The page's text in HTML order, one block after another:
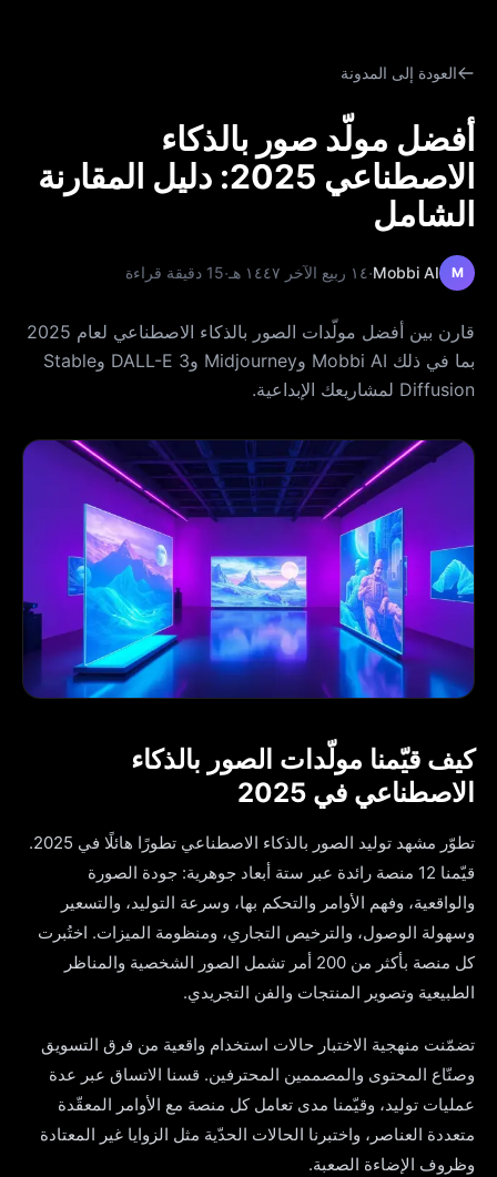
العودة إلى المدونة
أفضل مولّد صور بالذكاء
الاصطناعي 2025: دليل المقارنة
الشامل
M
Mobbi AI
·١٤ ربيع الآخر ١٤٤٧ هـ ·15 دقيقة قراءة
قارن بين أفضل مولّدات الصور بالذكاء الاصطناعي لعام 2025
بما في ذلك Mobbi AI وMidjourney وDALL-E 3 وStable
Diffusion لمشاريعك الإبداعية.
كيف قيّمنا مولّدات الصور بالذكاء
الاصطناعي في 2025
تطوّر مشهد توليد الصور بالذكاء الاصطناعي تطورًا هائلًا في 2025.
قيّمنا 12 منصة رائدة عبر ستة أبعاد جوهرية: جودة الصورة
والواقعية، وفهم الأوامر والتحكم بها، وسرعة التوليد، والتسعير
وسهولة الوصول، والترخيص التجاري، ومنظومة الميزات. اختُبرت
كل منصة بأكثر من 200 أمر تشمل الصور الشخصية والمناظر
الطبيعية وتصوير المنتجات والفن التجريدي.
تضمّنت منهجية الاختبار حالات استخدام واقعية من فرق التسويق
وصنّاع المحتوى والمصممين المحترفين. قسنا الاتساق عبر عدة
عمليات توليد، وقيّمنا مدى تعامل كل منصة مع الأوامر المعقّدة
متعددة العناصر، واختبرنا الحالات الحدّية مثل الزوايا غير المعتادة
وظروف الإضاءة الصعبة.